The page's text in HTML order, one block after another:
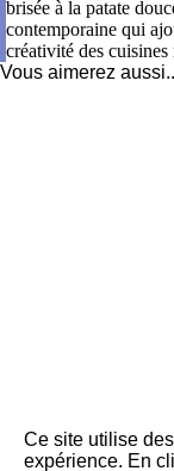
brisée à la patate
contemporaine qui
créativité des cuisines
Vous aimerez
Ce site utilise
expérience. En